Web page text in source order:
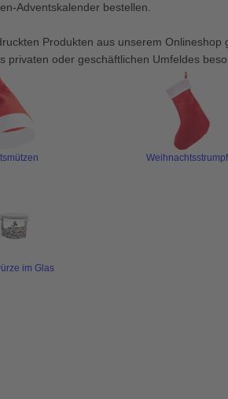
Adventskalender bestellen.
Produkten aus unserem Onlineshop
privaten oder geschäftlichen Umfeldes
Weihnachtsstrumpf
im Glas